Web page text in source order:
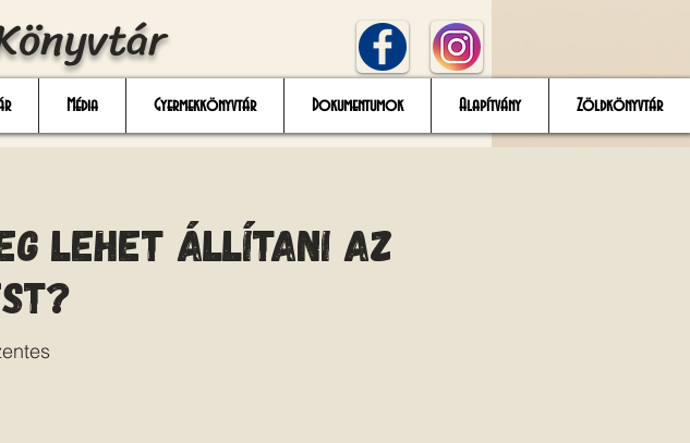
Média Gyermekkönyvtár Dokumentumok Alapítvány Zöldkönyvtár
lehet állítani az